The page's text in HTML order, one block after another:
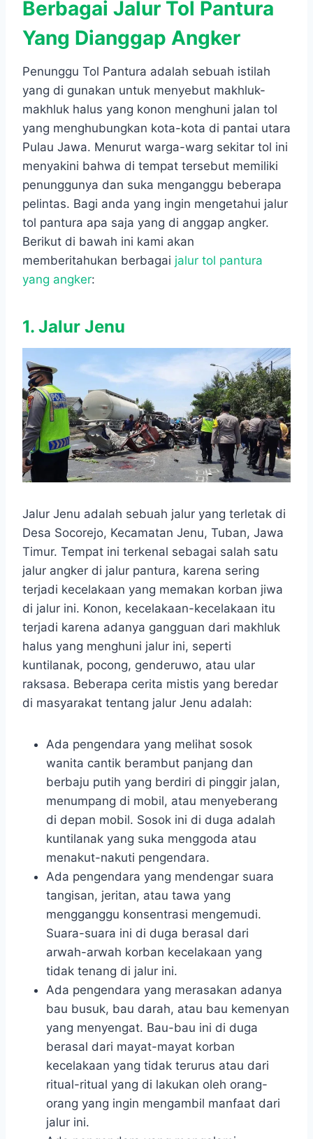
Berbagai Jalur Tol Pantura
Yang Dianggap Angker
Penunggu Tol Pantura adalah sebuah istilah
yang di gunakan untuk menyebut makhluk-
makhluk halus yang konon menghuni jalan tol
yang menghubungkan kota-kota di pantai utara
Pulau Jawa. Menurut warga-warg sekitar tol ini
menyakini bahwa di tempat tersebut memiliki
penunggunya dan suka menganggu beberapa
pelintas. Bagi anda yang ingin mengetahui jalur
tol pantura apa saja yang di anggap angker.
Berikut di bawah ini kami akan
memberitahukan berbagai jalur tol pantura
yang angker:
1. Jalur Jenu
Jalur Jenu adalah sebuah jalur yang terletak di
Desa Socorejo, Kecamatan Jenu, Tuban, Jawa
Timur. Tempat ini terkenal sebagai salah satu
jalur angker di jalur pantura, karena sering
terjadi kecelakaan yang memakan korban jiwa
di jalur ini. Konon, kecelakaan-kecelakaan itu
terjadi karena adanya gangguan dari makhluk
halus yang menghuni jalur ini, seperti
kuntilanak, pocong, genderuwo, atau ular
raksasa. Beberapa cerita mistis yang beredar
di masyarakat tentang jalur Jenu adalah:
Ada pengendara yang melihat sosok
wanita cantik berambut panjang dan
berbaju putih yang berdiri di pinggir jalan,
menumpang di mobil, atau menyeberang
di depan mobil. Sosok ini di duga adalah
kuntilanak yang suka menggoda atau
menakut-nakuti pengendara.
Ada pengendara yang mendengar suara
tangisan, jeritan, atau tawa yang
mengganggu konsentrasi mengemudi.
Suara-suara ini di duga berasal dari
arwah-arwah korban kecelakaan yang
tidak tenang di jalur ini.
Ada pengendara yang merasakan adanya
bau busuk, bau darah, atau bau kemenyan
yang menyengat. Bau-bau ini di duga
berasal dari mayat-mayat korban
kecelakaan yang tidak terurus atau dari
ritual-ritual yang di lakukan oleh orang-
orang yang ingin mengambil manfaat dari
jalur ini.